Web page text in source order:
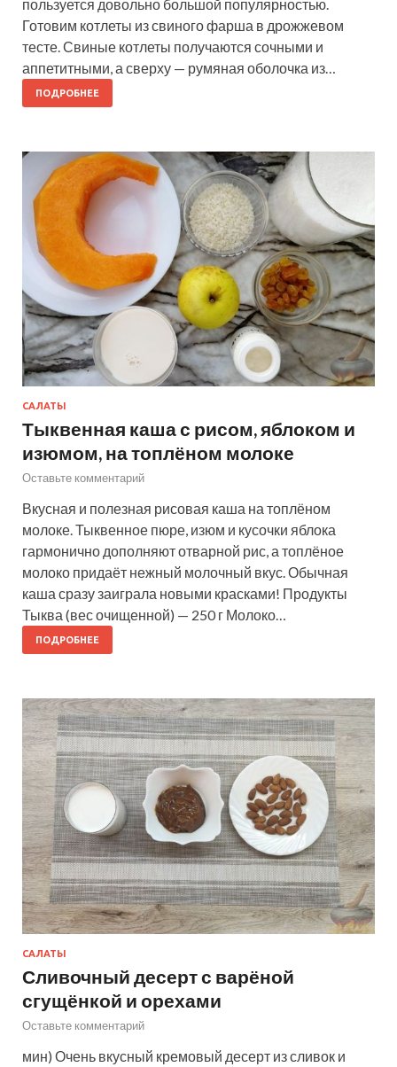
пользуется довольно большой популярностью.
Готовим котлеты из свиного фарша в дрожжевом
тесте. Свиные котлеты получаются сочными и
аппетитными, а сверху — румяная оболочка из…
ПОДРОБНЕЕ
САЛАТЫ
Тыквенная каша с рисом, яблоком и
изюмом, на топлёном молоке
Оставьте комментарий
Вкусная и полезная рисовая каша на топлёном
молоке. Тыквенное пюре, изюм и кусочки яблока
гармонично дополняют отварной рис, а топлёное
молоко придаёт нежный молочный вкус. Обычная
каша сразу заиграла новыми красками! Продукты
Тыква (вес очищенной) — 250 г Молоко…
ПОДРОБНЕЕ
САЛАТЫ
Сливочный десерт с варёной
сгущёнкой и орехами
Оставьте комментарий
мин) Очень вкусный кремовый десерт из сливок и